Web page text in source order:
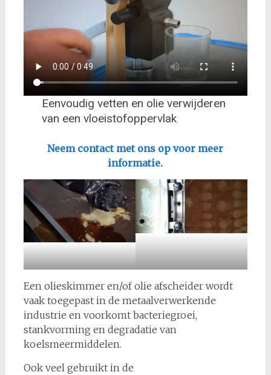
Eenvoudig vetten en olie verwijderen
van een vloeistofoppervlak
Neem contact met ons op voor meer
informatie.
Een olieskimmer en/of olie afscheider wordt
vaak toegepast in de metaalverwerkende
industrie en voorkomt bacteriegroei,
stankvorming en degradatie van
koelsmeermiddelen.
Ook veel gebruikt in de